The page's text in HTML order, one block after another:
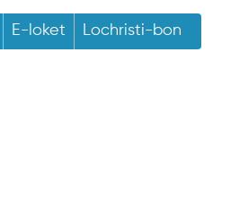
E-loket Lochristi-bon